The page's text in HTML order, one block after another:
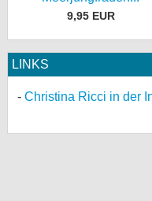
9,95 EUR
LINKS
Christina Ricci in der